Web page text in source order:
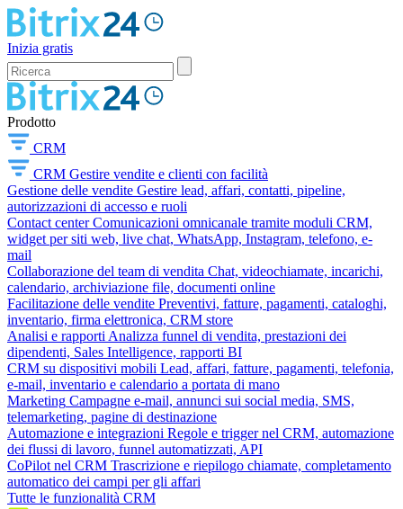
Inizia gratis
Prodotto
CRM
CRM Gestire vendite e clienti con facilità
Gestione delle vendite Gestire lead, affari, contatti, pipeline,
autorizzazioni di accesso e ruoli
Contact center Comunicazioni omnicanale tramite moduli CRM,
widget per siti web, live chat, WhatsApp, Instagram, telefono, e-
mail
Collaborazione del team di vendita Chat, videochiamate, incarichi,
calendario, archiviazione file, documenti online
Facilitazione delle vendite Preventivi, fatture, pagamenti, cataloghi,
inventario, firma elettronica, CRM store
Analisi e rapporti Analizza funnel di vendita, prestazioni dei
dipendenti, Sales Intelligence, rapporti BI
CRM su dispositivi mobili Lead, affari, fatture, pagamenti, telefonia,
e-mail, inventario e calendario a portata di mano
Marketing Campagne e-mail, annunci sui social media, SMS,
telemarketing, pagine di destinazione
Automazione e integrazioni Regole e trigger nel CRM, automazione
dei flussi di lavoro, funnel automatizzati, API
CoPilot nel CRM Trascrizione e riepilogo chiamate, completamento
automatico dei campi per gli affari
Tutte le funzionalità CRM